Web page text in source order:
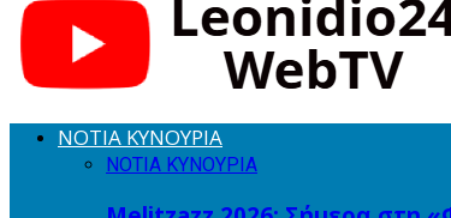
ΝΟΤΙΑ ΚΥΝΟΥΡΙΑ
ΝΟΤΙΑ ΚΥΝΟΥΡΙΑ